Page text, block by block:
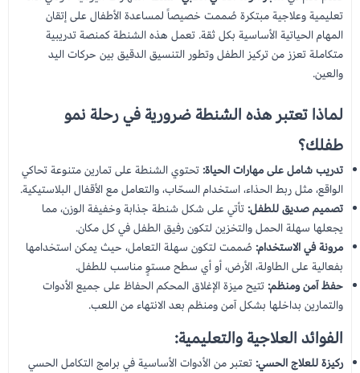
تعليمية وعلاجية مبتكرة صُممت خصيصاً لمساعدة الأطفال على إتقان
المهام الحياتية الأساسية بكل ثقة. تعمل هذه الشنطة كمنصة تدريبية
متكاملة تعزز من تركيز الطفل وتطور التنسيق الدقيق بين حركات اليد
والعين.
لماذا تعتبر هذه الشنطة ضرورية في رحلة نمو
طفلك؟
تدريب شامل على مهارات الحياة:تحتوي الشنطة على تمارين متنوعة تحاكي
الواقع، مثل ربط الحذاء، استخدام السحّاب، والتعامل مع الأقفال البلاستيكية.
تصميم صديق للطفل:تأتي على شكل شنطة جذابة وخفيفة الوزن، مما
يجعلها سهلة الحمل والتخزين لتكون رفيق الطفل في كل مكان.
مرونة في الاستخدام:صُممت لتكون سهلة التعامل، حيث يمكن استخدامها
بفعالية على الطاولة، الأرض، أو أي سطح مستوٍ مناسب للطفل.
حفظ آمن ومنظم:تتيح ميزة الإغلاق المحكم الحفاظ على جميع الأدوات
والتمارين بداخلها بشكل آمن ومنظم بعد الانتهاء من اللعب.
الفوائد العلاجية والتعليمية:
ركيزة للعلاج الحسي:تعتبر من الأدوات الأساسية في برامج التكامل الحسي